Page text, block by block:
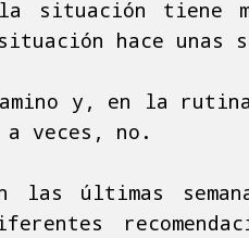
la situación tiene
hace unas
y, en la
veces, no.
las últimas